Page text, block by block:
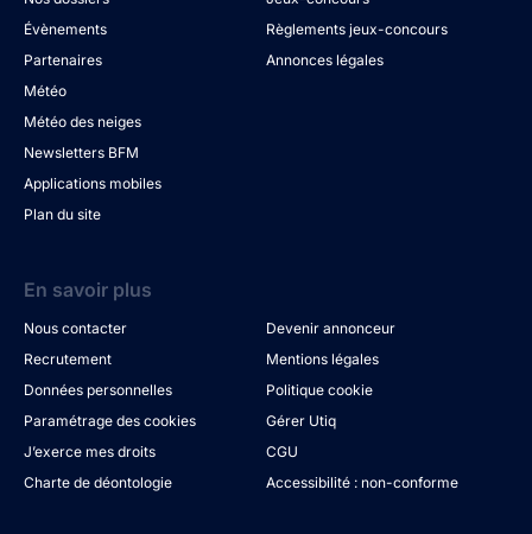
Évènements
Partenaires
Météo
Météo des neiges
Newsletters BFM
Applications mobiles
Plan du site
Règlements jeux-concours
Annonces légales
En savoir plus
Nous contacter
Devenir annonceur
Recrutement
Mentions légales
Données personnelles
Politique cookie
Paramétrage des cookies
Gérer Utiq
J’exerce mes droits
CGU
Charte de déontologie
Accessibilité : non-conforme